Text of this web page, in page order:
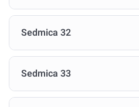
Sedmica 32
Sedmica 33